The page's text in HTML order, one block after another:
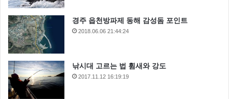
경주 읍천방파제 동해 감성돔 포인트
2018.06.06 21:44:24
낚시대 고르는 법 휨새와 강도
2017.11.12 16:19:19